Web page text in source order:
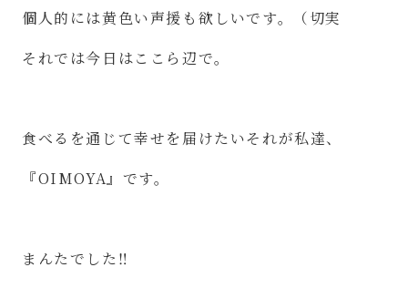
個人的には黄色い声援も欲しいです。（切実
それでは今日はここら辺で。
食べるを通じて幸せを届けたいそれが私達、
『OIMOYA』です。
まんたでした‼︎